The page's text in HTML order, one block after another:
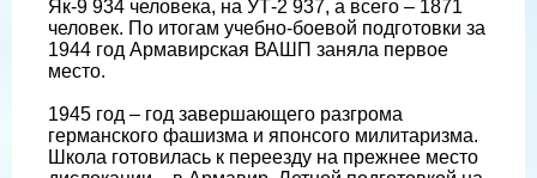
Як-9 934 человека, на УТ-2 937, а всего – 1871
человек. По итогам учебно-боевой подготовки за
1944 год Армавирская ВАШП заняла первое
место.
1945 год – год завершающего разгрома
германского фашизма и японсого милитаризма.
Школа готовилась к переезду на прежнее место